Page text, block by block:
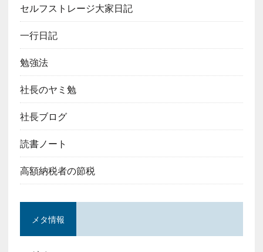
セルフストレージ大家日記
一行日記
勉強法
社長のヤミ勉
社長ブログ
読書ノート
高額納税者の節税
メタ情報